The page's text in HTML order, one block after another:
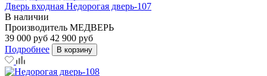
Дверь входная Недорогая дверь-107
В наличии
Производитель МЕДВЕРЬ
39 000 руб 42 900 руб
Подробнее
В корзину